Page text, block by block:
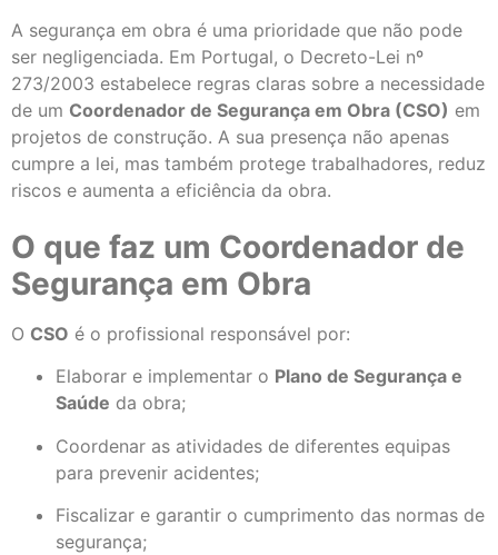
A segurança em obra é uma prioridade que não pode
ser negligenciada. Em Portugal, o Decreto-Lei nº
273/2003 estabelece regras claras sobre a necessidade
de um Coordenador de Segurança em Obra (CSO) em
projetos de construção. A sua presença não apenas
cumpre a lei, mas também protege trabalhadores, reduz
riscos e aumenta a eficiência da obra.
O que faz um Coordenador de
Segurança em Obra
O CSO é o profissional responsável por:
Elaborar e implementar o Plano de Segurança e
Saúde da obra;
Coordenar as atividades de diferentes equipas
para prevenir acidentes;
Fiscalizar e garantir o cumprimento das normas de
segurança;